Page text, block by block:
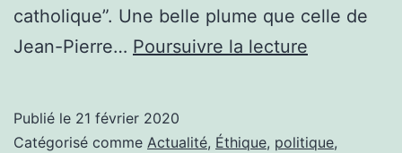
catholique”. Une belle plume que celle de
Jean-Pierre… Poursuivre la lecture
LA
Publié le 21 février 2020
Catégorisé comme Actualité, Éthique, politique,